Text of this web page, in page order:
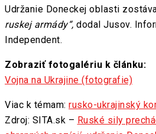
Udržanie Doneckej oblasti
ruskej armády“, dodal Jusov.
Independent.
Zobraziť fotogalériu k článku:
Vojna na Ukrajine (fotografie)
Viac k témam: rusko-ukrajinský
Zdroj: SITA.sk – Ruské sily